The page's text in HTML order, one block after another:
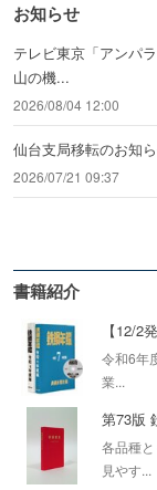
お知らせ
テレビ東京「アンパ
山の機...
2026/08/04 12:00
仙台支局移転のお知
2026/07/21 09:37
書籍紹介
【12/2
令和6年
業...
第73版
各品種
見やす...